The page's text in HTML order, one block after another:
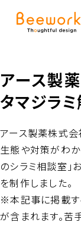
アース製
タマジラ
アース製薬株式会
生態や対策がわか
のシラミ相談室」
を制作しました。
※本記事に掲載す
が含まれます。苦